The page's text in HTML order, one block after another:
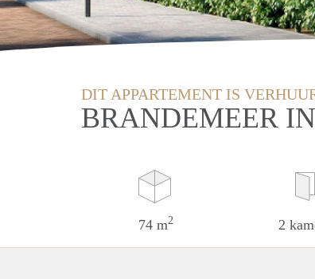
DIT APPARTEMENT IS
BRANDEMEER
74 m2 2